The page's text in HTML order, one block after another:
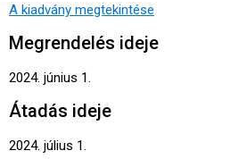
A kiadvány megtekintése
Megrendelés ideje
2024. június 1.
Átadás ideje
2024. július 1.